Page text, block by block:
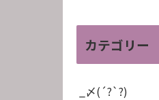
カテゴリー
_〆(´?`?)